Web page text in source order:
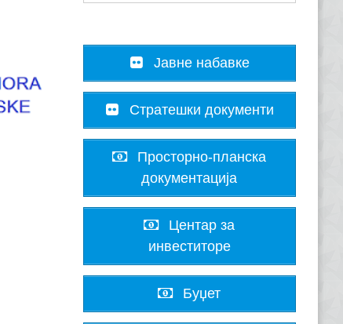
Јавне набавке
Стратешки документи
Просторно-планска
документација
Центар за
инвеститоре
Буџет